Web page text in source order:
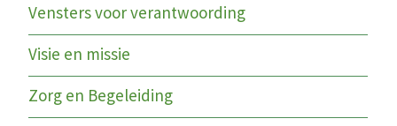
Vensters voor verantwoording
Visie en missie
Zorg en Begeleiding